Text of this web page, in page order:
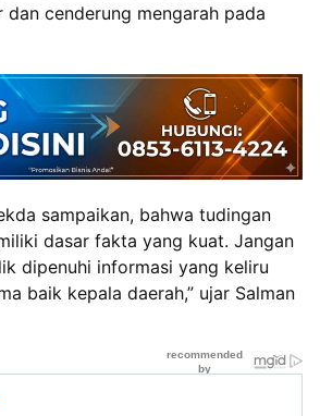
cenderung mengarah pada
sampaikan, bahwa tudingan
dasar fakta yang kuat. Jangan
dipenuhi informasi yang keliru
baik kepala daerah,” ujar Salman